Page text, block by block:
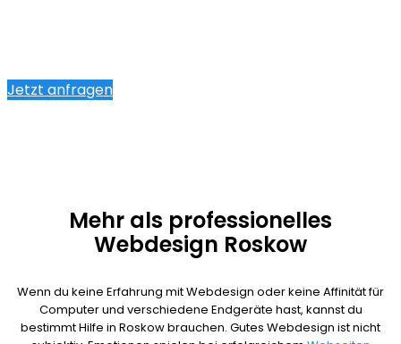
Jetzt anfragen
Mehr als professionelles
Webdesign Roskow
Wenn du keine Erfahrung mit Webdesign oder keine Affinität für
Computer und verschiedene Endgeräte hast, kannst du
bestimmt Hilfe in Roskow brauchen. Gutes Webdesign ist nicht